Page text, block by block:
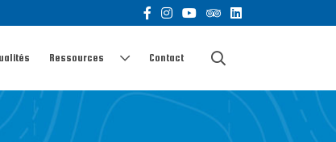
Ressources Contact